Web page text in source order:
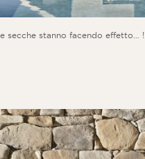
secche stanno facendo effetto… !